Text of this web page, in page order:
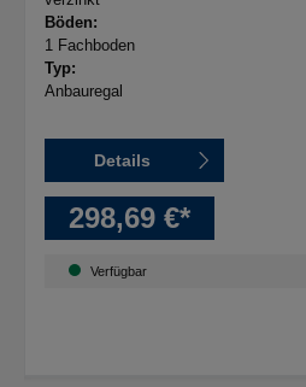
Böden:
1 Fachboden
Typ:
Anbauregal
Details
298,69 €*
Verfügbar